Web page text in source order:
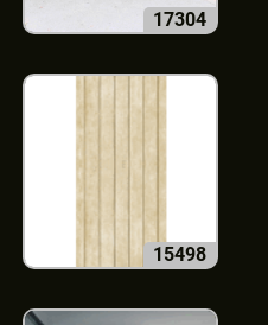
17304
15498